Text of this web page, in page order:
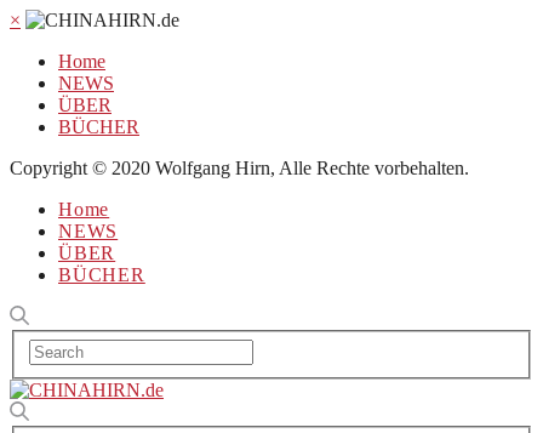
×
Home
NEWS
ÜBER
BÜCHER
Copyright © 2020 Wolfgang Hirn, Alle Rechte vorbehalten.
Home
NEWS
ÜBER
BÜCHER